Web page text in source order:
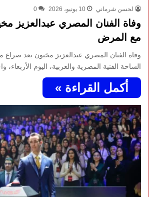
لحسن شرماني 10 يونيو، 2026 0
وفاة الفنان المصري عبدالعزيز
مع المرض
وفاة الفنان المصري عبدالعزيز مخيون بعد
الساحة الفنية المصرية والعربية، اليوم الأربعاء،
أكمل القراءة »